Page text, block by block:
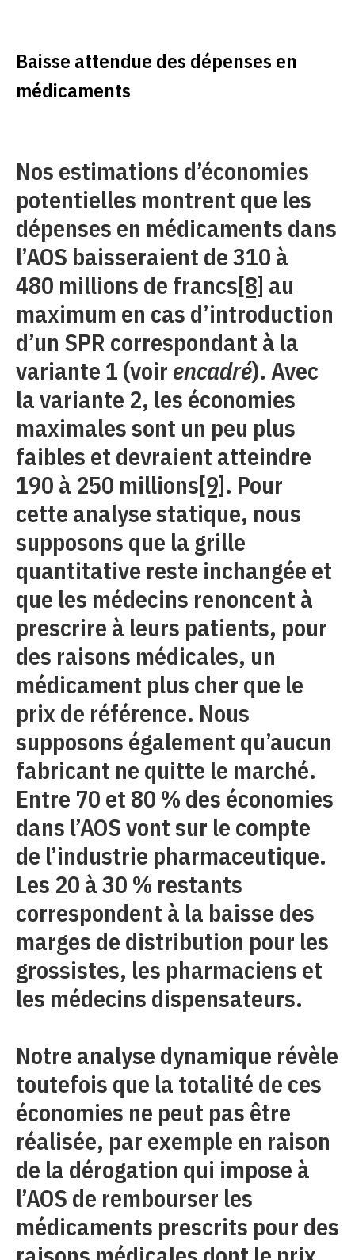
Baisse attendue des dépenses en
médicaments
Nos estimations d’économies
potentielles montrent que les
dépenses en médicaments dans
l’AOS baisseraient de 310 à
480 millions de francs[8] au
maximum en cas d’introduction
d’un SPR correspondant à la
variante 1 (voir encadré). Avec
la variante 2, les économies
maximales sont un peu plus
faibles et devraient atteindre
190 à 250 millions[9]. Pour
cette analyse statique, nous
supposons que la grille
quantitative reste inchangée et
que les médecins renoncent à
prescrire à leurs patients, pour
des raisons médicales, un
médicament plus cher que le
prix de référence. Nous
supposons également qu’aucun
fabricant ne quitte le marché.
Entre 70 et 80 % des économies
dans l’AOS vont sur le compte
de l’industrie pharmaceutique.
Les 20 à 30 % restants
correspondent à la baisse des
marges de distribution pour les
grossistes, les pharmaciens et
les médecins dispensateurs.
Notre analyse dynamique révèle
toutefois que la totalité de ces
économies ne peut pas être
réalisée, par exemple en raison
de la dérogation qui impose à
l’AOS de rembourser les
médicaments prescrits pour des